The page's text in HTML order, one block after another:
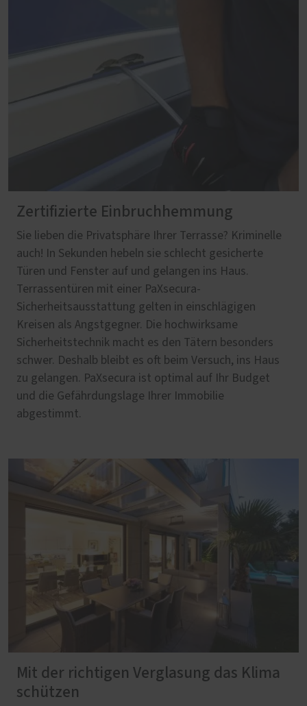
Zertifizierte Einbruchhemmung
Sie lieben die Privatsphäre Ihrer Terrasse? Kriminelle
auch! In Sekunden hebeln sie schlecht gesicherte
Türen und Fenster auf und gelangen ins Haus.
Terrassentüren mit einer PaXsecura-
Sicherheitsausstattung gelten in einschlägigen
Kreisen als Angstgegner. Die hochwirksame
Sicherheitstechnik macht es den Tätern besonders
schwer. Deshalb bleibt es oft beim Versuch, ins Haus
zu gelangen. PaXsecura ist optimal auf Ihr Budget
und die Gefährdungslage Ihrer Immobilie
abgestimmt.
Mit der richtigen Verglasung das Klima
schützen